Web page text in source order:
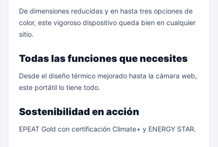
De dimensiones reducidas y en hasta tres opciones de
color, este vigoroso dispositivo queda bien en cualquier
sitio.
Todas las funciones que necesites
Desde el diseño térmico mejorado hasta la cámara web,
este portátil lo tiene todo.
Sostenibilidad en acción
EPEAT Gold con certificación Climate+ y ENERGY STAR.